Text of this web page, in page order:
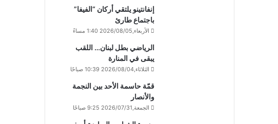
إنفانتينو يلتقي أركان “الفيفا”
باجتماع طارئ
الأربعاء,2026/08/05 1:40 مساءً
الرياضي بطل لبنان… اللقب
يبقى في المنارة
الثلاثاء,2026/08/04 10:39 صباحًا
قمّة حاسمة الأحد بين النجمة
والأنصار
الجمعة,2026/07/31 9:25 صباحًا